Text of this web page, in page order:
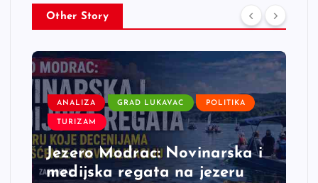
Other Story
ANALIZA GRAD LUKAVAC POLITIKA
TURIZAM
Jezero Modrac: Novinarska i
medijska regata na jezeru